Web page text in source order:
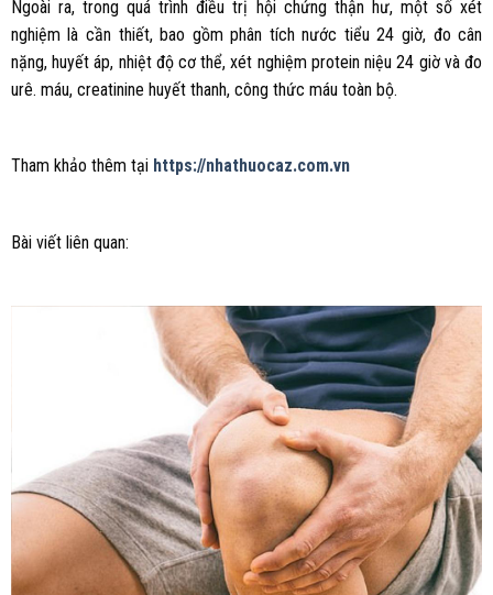
Ngoài ra, trong quá trình điều trị hội chứng thận hư, một số xét
nghiệm là cần thiết, bao gồm phân tích nước tiểu 24 giờ, đo cân
nặng, huyết áp, nhiệt độ cơ thể, xét nghiệm protein niệu 24 giờ và đo
urê. máu, creatinine huyết thanh, công thức máu toàn bộ.
Tham khảo thêm tại https://nhathuocaz.com.vn
Bài viết liên quan: